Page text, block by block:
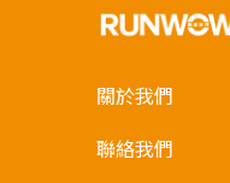
關於我們
聯絡我們